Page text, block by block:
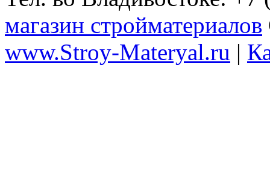
магазин стройматериалов
www.Stroy-Materyal.ru |